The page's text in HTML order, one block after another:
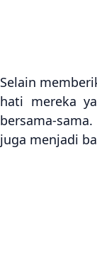
Selain
hati mereka
bersama-
juga menjadi